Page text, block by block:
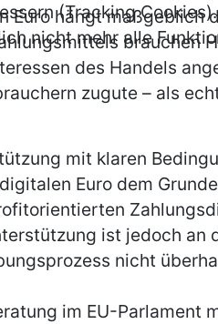
Euro hängt maßgeblich
brauchen
des Handels
zugute – als
mit klaren
Euro dem
ist jedoch
nicht
im EU-Parlament
(Tracking
nicht mehr alle